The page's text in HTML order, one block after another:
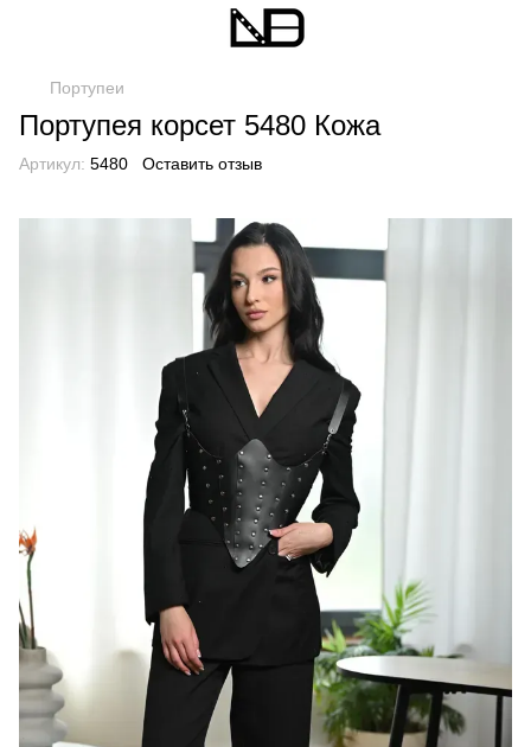
Портупеи
Портупея корсет 5480 Кожа
Артикул: 5480 Оставить отзыв